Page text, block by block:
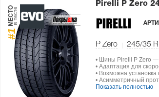
#1
МЕСТОв тесте
Pirelli P Zero
P Zero 245/35
• Шины Pirelli P Zero —
• Адаптация для
• Возможна установка
• Асимметричный
Показать полностью